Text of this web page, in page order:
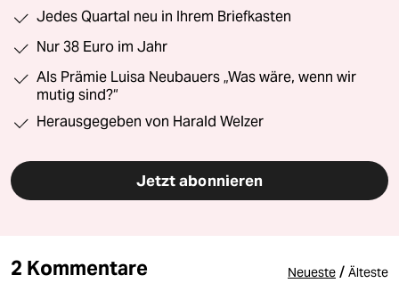
Jedes Quartal neu in Ihrem Briefkasten
Nur 38 Euro im Jahr
Als Prämie Luisa Neubauers „Was wäre, wenn wir
mutig sind?“
Herausgegeben von Harald Welzer
Jetzt abonnieren
2 Kommentare Neueste / Älteste